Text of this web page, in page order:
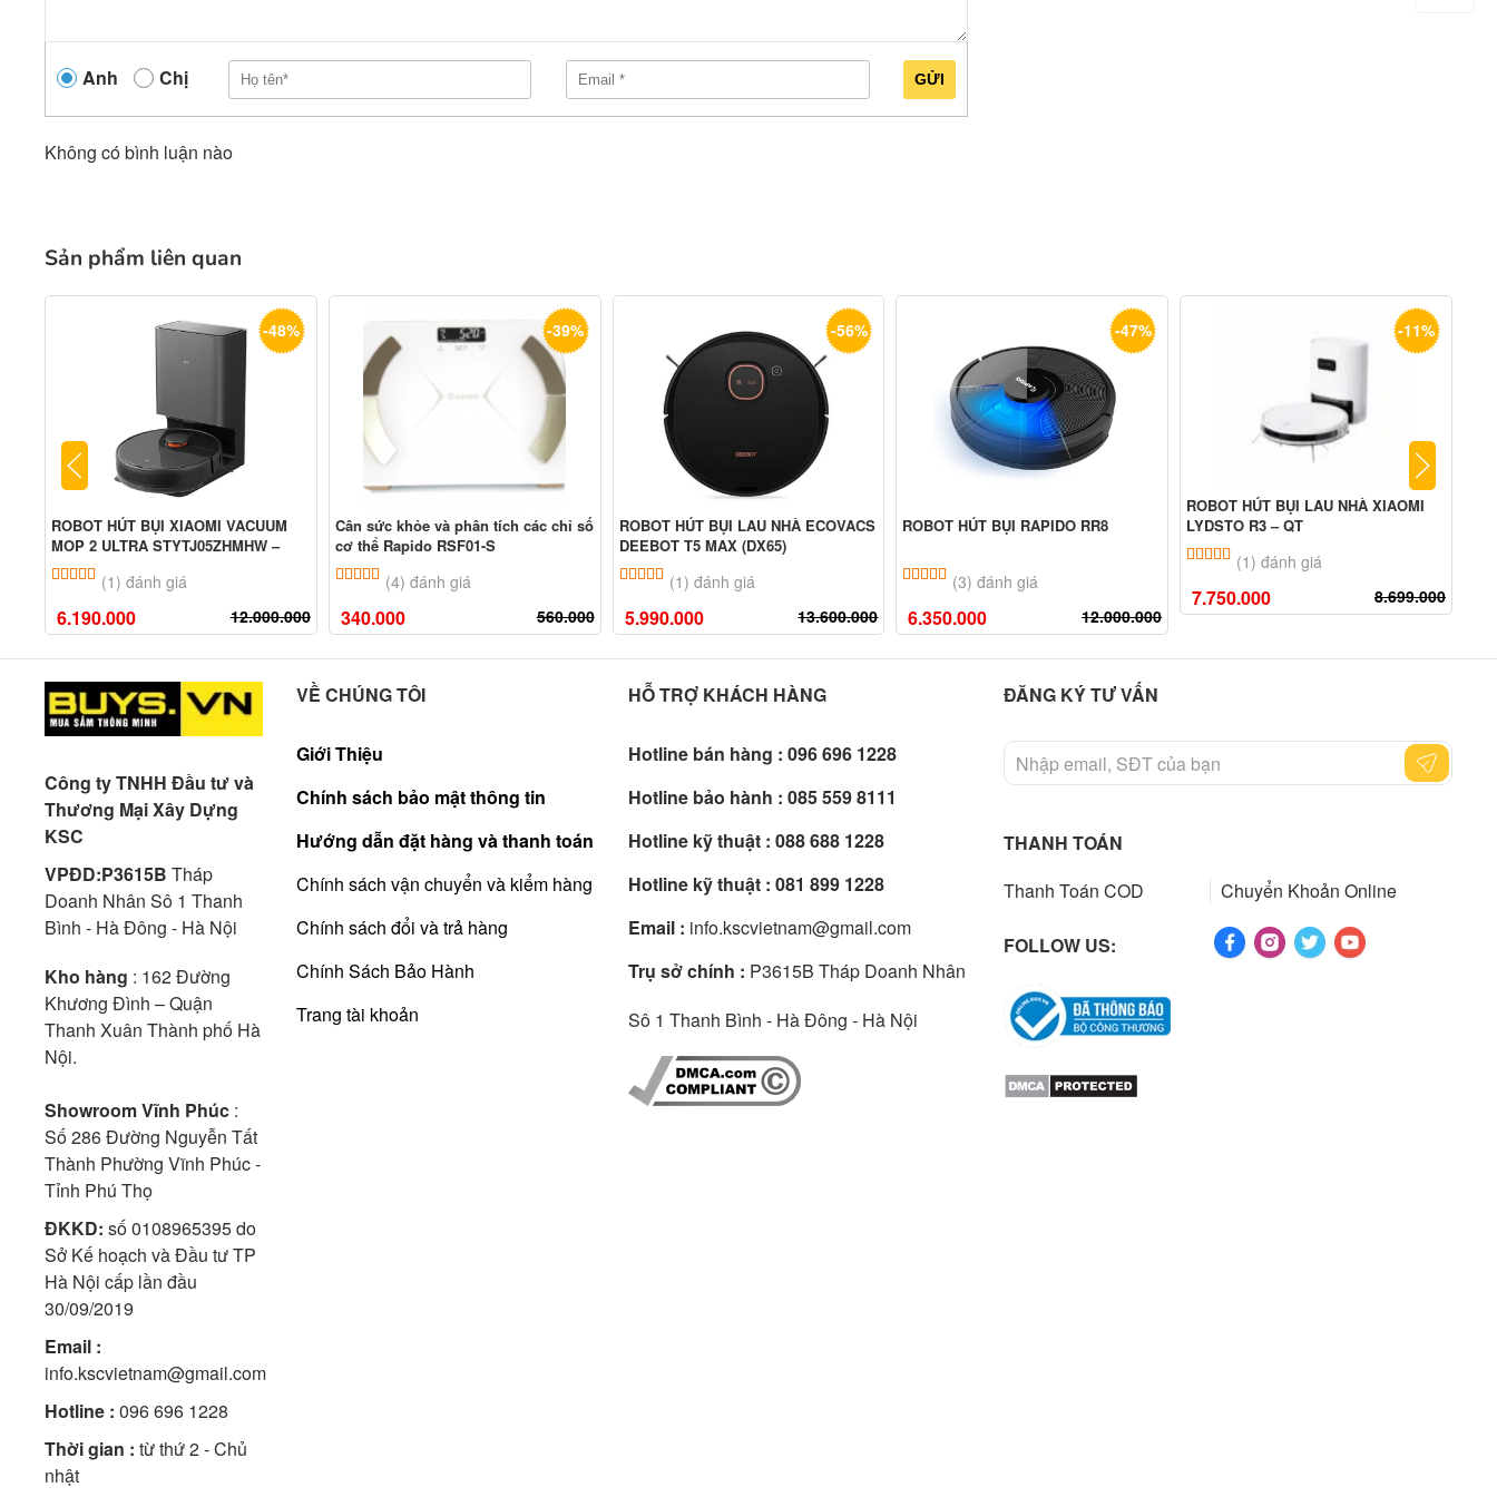
Anh Chị GỬI
Không có bình luận nào
Sản phẩm liên quan
-48%
ROBOT HÚT BỤI XIAOMI VACUUM
MOP 2 ULTRA STYTJ05ZHMHW –
BẢN NỘI ĐỊA
5.00 trên 5 dựa trên
(1) đánh giá
6.190.000 12.000.000
-39%
Cân sức khỏe và phân tích các chỉ số
cơ thể Rapido RSF01-S
5.00 trên 5 dựa trên
(4) đánh giá
340.000 560.000
-56%
ROBOT HÚT BỤI LAU NHÀ ECOVACS
DEEBOT T5 MAX (DX65)
5.00 trên 5 dựa trên
(1) đánh giá
5.990.000 13.600.000
-47%
ROBOT HÚT BỤI RAPIDO RR8
5.00 trên 5 dựa trên
3(3) đánh giá
6.350.000 12.000.000
-11%
ROBOT HÚT BỤI LAU NHÀ XIAOMI
LYDSTO R3 – QT
5.00 trên 5 dựa trên
1(1) đánh giá
7.750.000 8.699.000
Công ty TNHH Đầu tư và
Thương Mại Xây Dựng
KSC
VPĐD:P3615B Tháp
Doanh Nhân Sô 1 Thanh
Bình - Hà Đông - Hà Nội
Kho hàng : 162 Đường
Khương Đình – Quận
Thanh Xuân Thành phố Hà
Nội.
Showroom Vĩnh Phúc :
Số 286 Đường Nguyễn Tất
Thành Phường Vĩnh Phúc -
Tỉnh Phú Thọ
ĐKKD: số 0108965395 do
Sở Kế hoạch và Đầu tư TP
Hà Nội cấp lần đầu
30/09/2019
Email :
info.kscvietnam@gmail.com
Hotline : 096 696 1228
Thời gian : từ thứ 2 - Chủ
nhật
VỀ CHÚNG TÔI
Giới Thiệu
Chính sách bảo mật thông tin
Hướng dẫn đặt hàng và thanh toán
Chính sách vận chuyển và kiểm hàng
Chính sách đổi và trả hàng
Chính Sách Bảo Hành
Trang tài khoản
HỖ TRỢ KHÁCH HÀNG
Hotline bán hàng : 096 696 1228
Hotline bảo hành : 085 559 8111
Hotline kỹ thuật : 088 688 1228
Hotline kỹ thuật : 081 899 1228
Email : info.kscvietnam@gmail.com
Trụ sở chính : P3615B Tháp Doanh Nhân
Sô 1 Thanh Bình - Hà Đông - Hà Nội
ĐĂNG KÝ TƯ VẤN
THANH TOÁN
Thanh Toán COD
Chuyển Khoản Online
FOLLOW US: